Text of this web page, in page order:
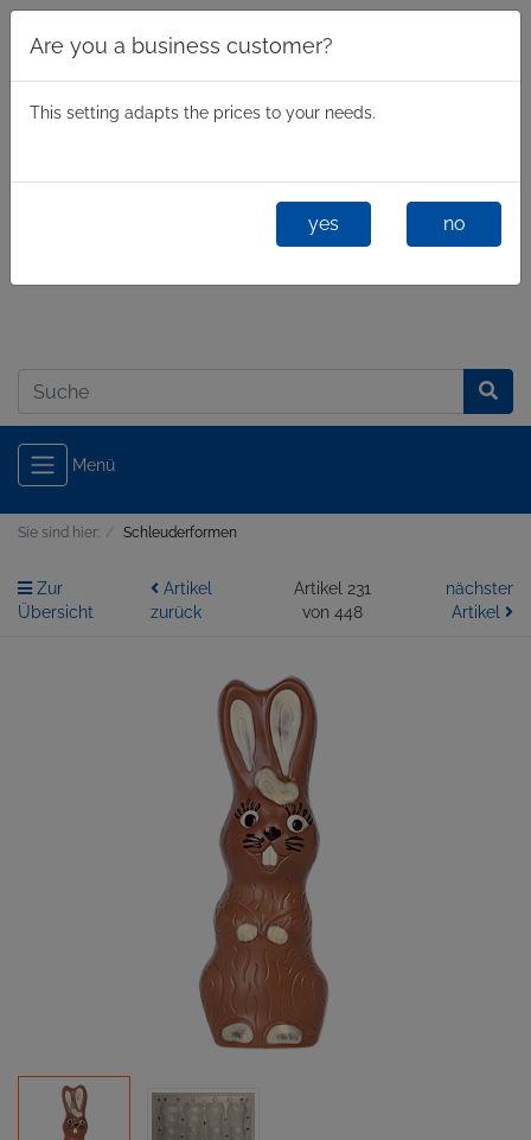
Menü
Are you a business customer?
This setting adapts the prices to your needs.
yes no
Sie sind hier: Schleuderformen
Zur
Übersicht
Artikel
zurück
Artikel 231
von 448
nächster
Artikel